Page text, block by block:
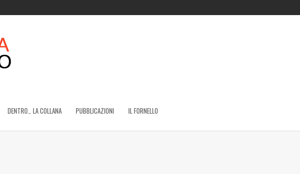
DENTRO… LA COLLANA PUBBLICAZIONI IL FORNELLO